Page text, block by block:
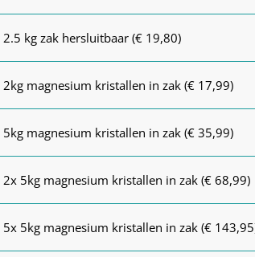
2.5 kg zak hersluitbaar (€ 19,80)
2kg magnesium kristallen in zak (€ 17,99)
5kg magnesium kristallen in zak (€ 35,99)
2x 5kg magnesium kristallen in zak (€ 68,99)
5x 5kg magnesium kristallen in zak (€